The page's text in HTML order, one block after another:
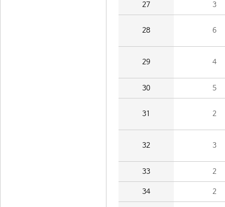
27 3
28 6
29 4
30 5
31 2
32 3
33 2
34 2